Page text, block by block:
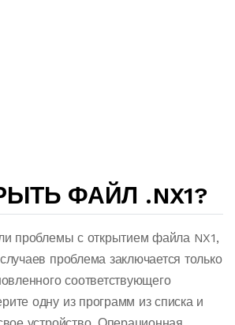
ФАЙЛ .NX1?
проблемы с открытием файла NX1,
проблема заключается только
соответствующего
одну из программ из списка и